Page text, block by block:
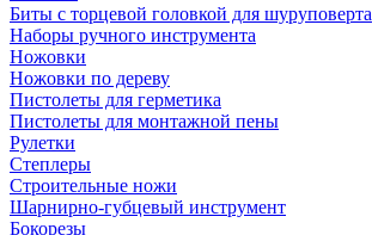
Биты с торцевой головкой для шуруповерта
Наборы ручного инструмента
Ножовки
Ножовки по дереву
Пистолеты для герметика
Пистолеты для монтажной пены
Рулетки
Степлеры
Строительные ножи
Шарнирно-губцевый инструмент
Бокорезы